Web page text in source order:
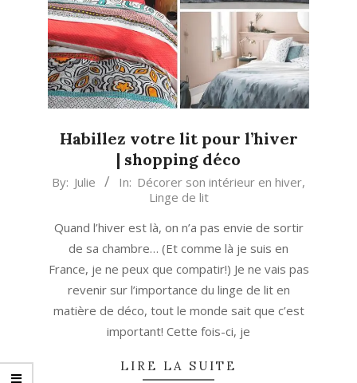
Habillez votre lit pour l’hiver
| shopping déco
2018-
05
By: Julie In: Décorer son intérieur en hiver,
Linge de lit
Quand l’hiver est là, on n’a pas envie de sortir
de sa chambre… (Et comme là je suis en
France, je ne peux que compatir!) Je ne vais pas
revenir sur l’importance du linge de lit en
matière de déco, tout le monde sait que c’est
important! Cette fois-ci, je
LIRE LA SUITE